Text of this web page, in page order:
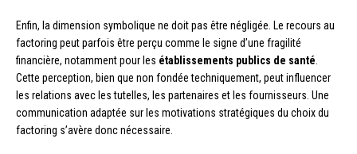
Enfin, la dimension symbolique ne doit pas être négligée. Le recours au
factoring peut parfois être perçu comme le signe d’une fragilité
financière, notamment pour les établissements publics de santé
Cette perception, bien que non fondée techniquement, peut influencer
les relations avec les tutelles, les partenaires et les fournisseurs. Une
communication adaptée sur les motivations stratégiques du choix du
factoring s’avère donc nécessaire.